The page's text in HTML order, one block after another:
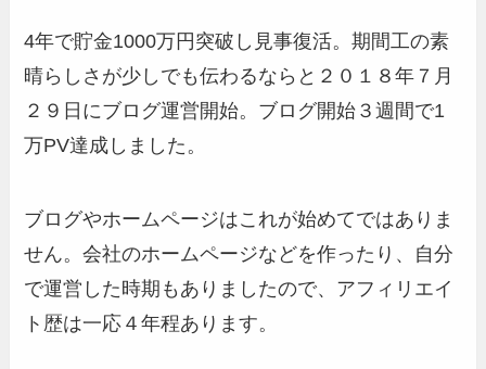
4年で貯金1000万円突破し見事復活。期間工の素
晴らしさが少しでも伝わるならと２０１８年７月
２９日にブログ運営開始。ブログ開始３週間で1
万PV達成しました。
ブログやホームページはこれが始めてではありま
せん。会社のホームページなどを作ったり、自分
で運営した時期もありましたので、アフィリエイ
ト歴は一応４年程あります。